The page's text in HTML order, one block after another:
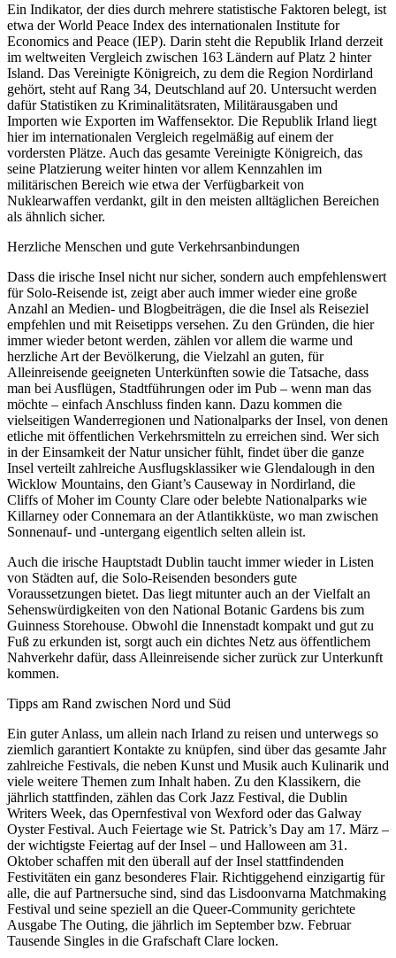
Ein Indikator, der dies durch mehrere statistische Faktoren belegt, ist
etwa der World Peace Index des internationalen Institute for
Economics and Peace (IEP). Darin steht die Republik Irland derzeit
im weltweiten Vergleich zwischen 163 Ländern auf Platz 2 hinter
Island. Das Vereinigte Königreich, zu dem die Region Nordirland
gehört, steht auf Rang 34, Deutschland auf 20. Untersucht werden
dafür Statistiken zu Kriminalitätsraten, Militärausgaben und
Importen wie Exporten im Waffensektor. Die Republik Irland liegt
hier im internationalen Vergleich regelmäßig auf einem der
vordersten Plätze. Auch das gesamte Vereinigte Königreich, das
seine Platzierung weiter hinten vor allem Kennzahlen im
militärischen Bereich wie etwa der Verfügbarkeit von
Nuklearwaffen verdankt, gilt in den meisten alltäglichen Bereichen
als ähnlich sicher.
Herzliche Menschen und gute Verkehrsanbindungen
Dass die irische Insel nicht nur sicher, sondern auch empfehlenswert
für Solo-Reisende ist, zeigt aber auch immer wieder eine große
Anzahl an Medien- und Blogbeiträgen, die die Insel als Reiseziel
empfehlen und mit Reisetipps versehen. Zu den Gründen, die hier
immer wieder betont werden, zählen vor allem die warme und
herzliche Art der Bevölkerung, die Vielzahl an guten, für
Alleinreisende geeigneten Unterkünften sowie die Tatsache, dass
man bei Ausflügen, Stadtführungen oder im Pub – wenn man das
möchte – einfach Anschluss finden kann. Dazu kommen die
vielseitigen Wanderregionen und Nationalparks der Insel, von denen
etliche mit öffentlichen Verkehrsmitteln zu erreichen sind. Wer sich
in der Einsamkeit der Natur unsicher fühlt, findet über die ganze
Insel verteilt zahlreiche Ausflugsklassiker wie Glendalough in den
Wicklow Mountains, den Giant’s Causeway in Nordirland, die
Cliffs of Moher im County Clare oder belebte Nationalparks wie
Killarney oder Connemara an der Atlantikküste, wo man zwischen
Sonnenauf- und -untergang eigentlich selten allein ist.
Auch die irische Hauptstadt Dublin taucht immer wieder in Listen
von Städten auf, die Solo-Reisenden besonders gute
Voraussetzungen bietet. Das liegt mitunter auch an der Vielfalt an
Sehenswürdigkeiten von den National Botanic Gardens bis zum
Guinness Storehouse. Obwohl die Innenstadt kompakt und gut zu
Fuß zu erkunden ist, sorgt auch ein dichtes Netz aus öffentlichem
Nahverkehr dafür, dass Alleinreisende sicher zurück zur Unterkunft
kommen.
Tipps am Rand zwischen Nord und Süd
Ein guter Anlass, um allein nach Irland zu reisen und unterwegs so
ziemlich garantiert Kontakte zu knüpfen, sind über das gesamte Jahr
zahlreiche Festivals, die neben Kunst und Musik auch Kulinarik und
viele weitere Themen zum Inhalt haben. Zu den Klassikern, die
jährlich stattfinden, zählen das Cork Jazz Festival, die Dublin
Writers Week, das Opernfestival von Wexford oder das Galway
Oyster Festival. Auch Feiertage wie St. Patrick’s Day am 17. März –
der wichtigste Feiertag auf der Insel – und Halloween am 31.
Oktober schaffen mit den überall auf der Insel stattfindenden
Festivitäten ein ganz besonderes Flair. Richtiggehend einzigartig für
alle, die auf Partnersuche sind, sind das Lisdoonvarna Matchmaking
Festival und seine speziell an die Queer-Community gerichtete
Ausgabe The Outing, die jährlich im September bzw. Februar
Tausende Singles in die Grafschaft Clare locken.